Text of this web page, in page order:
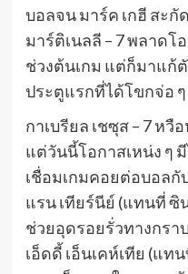
บอลจน มาร์ค เกฮี สะกั
มาร์ติเนลลี – 7 พลาดโ
ช่วงต้นเกม แต่ก็มาแก้
ประตูแรกที่ได้โขกจ่อ ๆ
กาเบรียล เชซุส – 7 ห
แต่วันนี้โอกาสเหน่ง ๆ
เชื่อมเกมคอยต่อบอลกั
แรน เทียร์นีย์ (แทนที่ ซิ
ช่วยอุดรอยรั่วทางกรา
เอ็ดดี้ เอ็นเคห์เทีย (แท